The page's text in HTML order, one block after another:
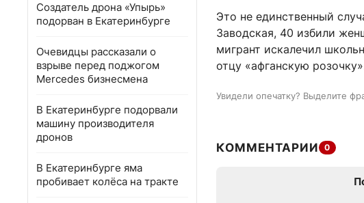
Создатель дрона «Упырь»
подорван в Екатеринбурге
Очевидцы рассказали о
взрыве перед поджогом
Mercedes бизнесмена
В Екатеринбурге подорвали
машину производителя
дронов
В Екатеринбурге яма
пробивает колёса на тракте
Это не единственный
Заводская, 40 избили
мигрант искалечил
отцу «афганскую
Увидели опечатку? Выделите
КОММЕНТАРИИ 0